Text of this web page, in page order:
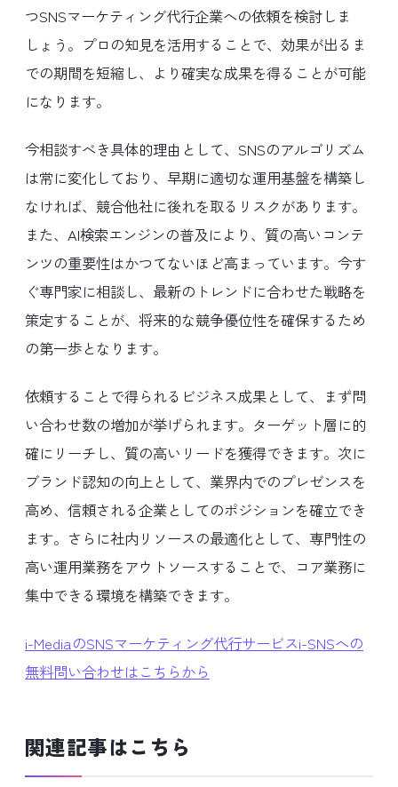
つSNSマーケティング代行企業への依頼を検討しま
しょう。プロの知見を活用することで、効果が出るま
での期間を短縮し、より確実な成果を得ることが可能
になります。
今相談すべき具体的理由として、SNSのアルゴリズム
は常に変化しており、早期に適切な運用基盤を構築し
なければ、競合他社に後れを取るリスクがあります。
また、AI検索エンジンの普及により、質の高いコンテ
ンツの重要性はかつてないほど高まっています。今す
ぐ専門家に相談し、最新のトレンドに合わせた戦略を
策定することが、将来的な競争優位性を確保するため
の第一歩となります。
依頼することで得られるビジネス成果として、まず問
い合わせ数の増加が挙げられます。ターゲット層に的
確にリーチし、質の高いリードを獲得できます。次に
ブランド認知の向上として、業界内でのプレゼンスを
高め、信頼される企業としてのポジションを確立でき
ます。さらに社内リソースの最適化として、専門性の
高い運用業務をアウトソースすることで、コア業務に
集中できる環境を構築できます。
i-MediaのSNSマーケティング代行サービスi-SNSへの
無料問い合わせはこちらから
関連記事はこちら